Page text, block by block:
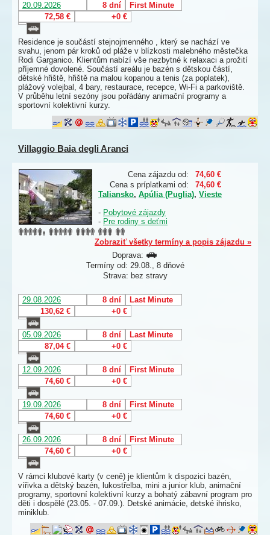
20.09.2026 8 dní
First Minute
72,58 €
+0 €
Residence je součástí stejnojmenného , který se nachází ve
svahu, jenom pár kroků od pláže v blízkosti malebného městečka
Rodi Garganico. Klientům nabízí vše nezbytné k relaxaci a prožití
příjemné dovolené. Součástí areálu je bazén s dětskou částí,
dětské hřiště, hřiště na malou kopanou a tenis (za poplatek),
plážový volejbal, 4 bary, restaurace, recepce, Wi-Fi a parkoviště.
V průběhu letní sezóny jsou pořádány animační programy a
sportovní kolektivní kurzy.
Villaggio Baia degli Aranci
Cena zájazdu od:
74,60 €
Cena s príplatkami od:
74,60 €
Taliansko, Apúlia (Puglia), Vieste
- Pobytové zájazdy
- Pre rodiny s deťmi
Zobraziť všetky termíny a popis zájazdu »
Doprava:
Termíny od: 29.08., 8 dňové
Strava: bez stravy
29.08.2026 8 dní
Last Minute
130,62 €
+0 €
05.09.2026 8 dní
Last Minute
87,04 €
+0 €
12.09.2026 8 dní
First Minute
74,60 €
+0 €
19.09.2026 8 dní
First Minute
74,60 €
+0 €
26.09.2026 8 dní
First Minute
74,60 €
+0 €
V rámci klubové karty (v ceně) je klientům k dispozici bazén,
vířivka a dětský bazén, lukostřelba, mini a junior klub, animační
programy, sportovní kolektivní kurzy a bohatý zábavní program pro
děti i dospělé (23.05. - 07.09.). Detské animácie, detské ihrisko,
miniklub.